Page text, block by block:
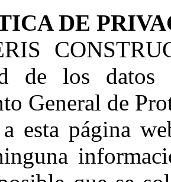
DE
de los datos
General de
esta página